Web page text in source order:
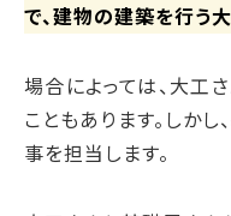
で、建物の建築を行う
場合によっては、大工
こともあります。しか
事を担当します。